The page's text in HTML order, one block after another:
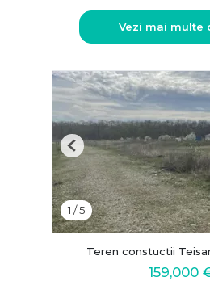
Vezi mai multe
1 /5
Previous
Teren constuctii
159,000